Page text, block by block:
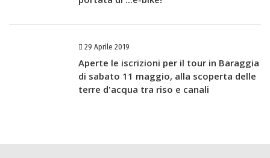
29 Aprile 2019
Aperte le iscrizioni per il tour in Baraggia
di sabato 11 maggio, alla scoperta delle
terre d'acqua tra riso e canali